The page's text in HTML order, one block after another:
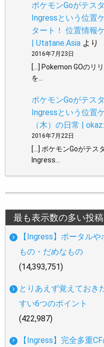
ポケモンGoがテス
Ingressという位置
タート！ 位置情報
| Utatane.Asia より
2016年7月23日
[…] Pokemon GOのリ
を…
ポケモンGoがテス
Ingressという位置
（木）の日常 |
2016年7月22日
[…] ポケモンGoがテス
Ingress…
最も表示数の多い投稿
【Ingress】ポータル
もの・だめなもの
(14,393,751)
とりあえず覚えておき
すい6つのポイント
(422,987)
【Ingress】完全多重